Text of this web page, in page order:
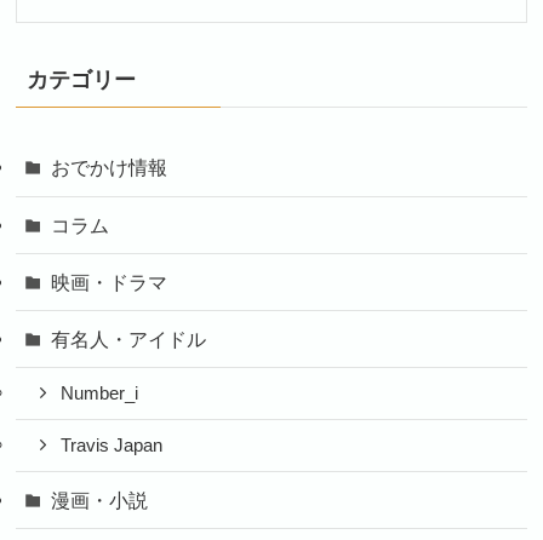
カテゴリー
おでかけ情報
コラム
映画・ドラマ
有名人・アイドル
Number_i
Travis Japan
漫画・小説